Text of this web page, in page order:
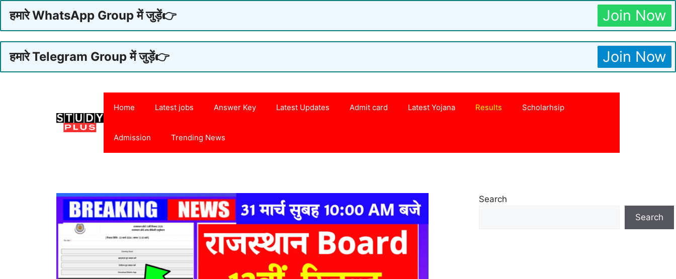
हमारे WhatsApp Group में जुड़ें👉 Join Now
हमारे Telegram Group में जुड़ें👉 Join Now
Home Latest jobs Answer Key Latest Updates Admit card Latest Yojana Results Scholarhsip
Admission Trending News
Search
Search